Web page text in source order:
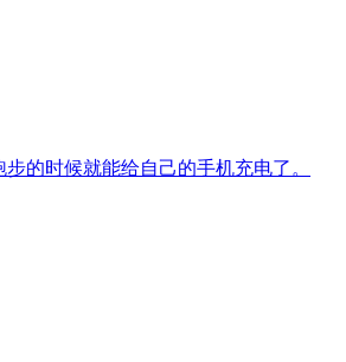
的时候就能给自己的手机充电了。